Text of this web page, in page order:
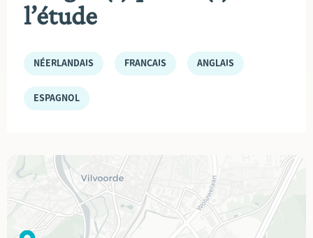
l’étude
NÉERLANDAIS FRANÇAIS ANGLAIS
ESPAGNOL